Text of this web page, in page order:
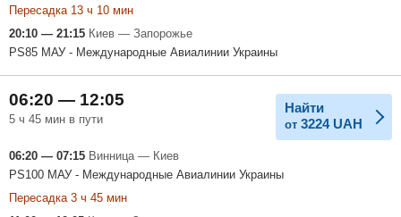
Пересадка 13 ч 10 мин
20:10 — 21:15 Киев — Запорожье
PS85 МАУ - Международные Авиалинии Украины
06:20 — 12:05
5 ч 45 мин в пути
Найти
от 3224 UAH
06:20 — 07:15 Винница — Киев
PS100 МАУ - Международные Авиалинии Украины
Пересадка 3 ч 45 мин